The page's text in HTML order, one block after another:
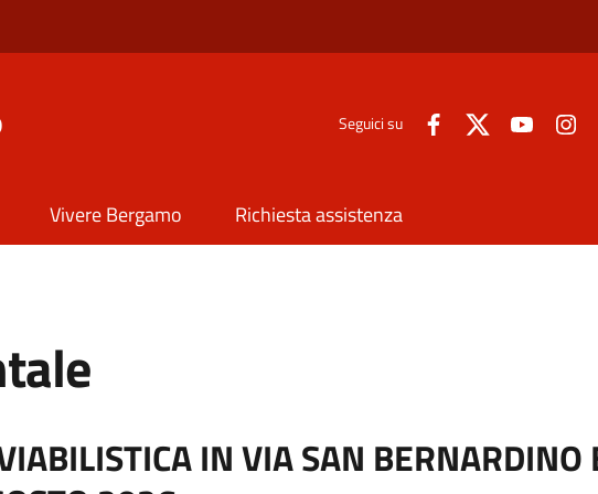
Seguici su
Vivere Bergamo Richiesta assistenza
IN VIA SAN BERNARDINO